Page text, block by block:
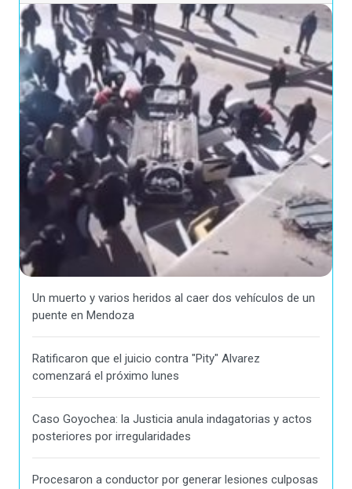
Un muerto y varios heridos al caer dos vehículos de un
puente en Mendoza
Ratificaron que el juicio contra "Pity" Alvarez
comenzará el próximo lunes
Caso Goyochea: la Justicia anula indagatorias y actos
posteriores por irregularidades
Procesaron a conductor por generar lesiones culposas